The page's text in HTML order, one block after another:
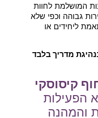
המושלמת לחוות
גבוהה וכפי שלא
ליחידים או
מדריך בלבד
קיסוסקי
הפעילות
והמהנה